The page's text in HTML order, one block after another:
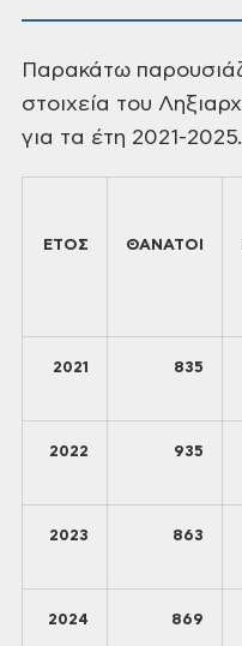
Παρακάτω
στοιχεία του
για τα έτη 2021-2025.
ΕΤΟΣ ΘΑΝΑΤΟΙ
2021 835
2022 935
2023 863
2024 869